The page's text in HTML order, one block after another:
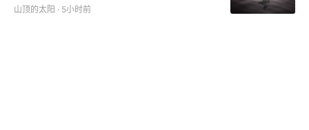
山顶的太阳 · 5小时前